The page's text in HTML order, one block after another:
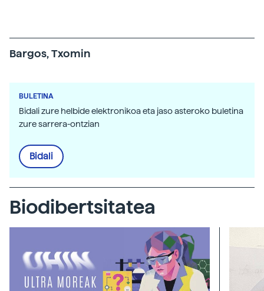
Bargos, Txomin
BULETINA
Bidali zure helbide elektronikoa eta jaso asteroko buletina
zure sarrera-ontzian
Bidali
Biodibertsitatea